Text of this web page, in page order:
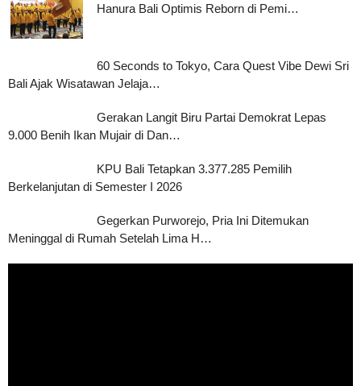
Hanura Bali Optimis Reborn di Pemi…
60 Seconds to Tokyo, Cara Quest Vibe Dewi Sri
Bali Ajak Wisatawan Jelaja…
Gerakan Langit Biru Partai Demokrat Lepas
9.000 Benih Ikan Mujair di Dan…
KPU Bali Tetapkan 3.377.285 Pemilih
Berkelanjutan di Semester I 2026
Gegerkan Purworejo, Pria Ini Ditemukan
Meninggal di Rumah Setelah Lima H…